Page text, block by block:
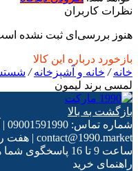
نظرات کاربران
هنوز بررسی‌ای ثبت نشده
بازخورد درباره این کالا
خانه/ خانه و آشپزخانه/
لمسی برند لیمون
بازگشت به بالا
شماره تماس: 09001591990
|
contact@1990.market
| هفت
ساعت 9 تا 16 پاسخگوی شما هستیم
راهنمای خرید